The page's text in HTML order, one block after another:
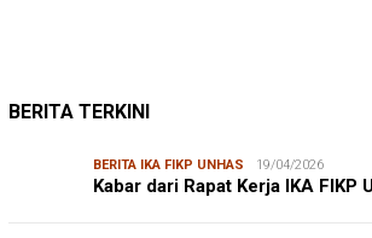
BERITA TERKINI
BERITA IKA FIKP UNHAS 19/04/2026
Kabar dari Rapat Kerja IKA FIKP